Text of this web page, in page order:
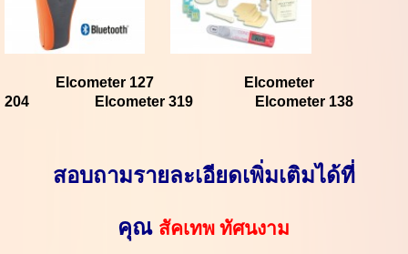
Elcometer 127
Elcometer
204
Elcometer 319 Elcometer 138
สอบถามรายละเอียดเพิ่มเติมได้ที่
คุณ สัคเทพ ทัศนงาม